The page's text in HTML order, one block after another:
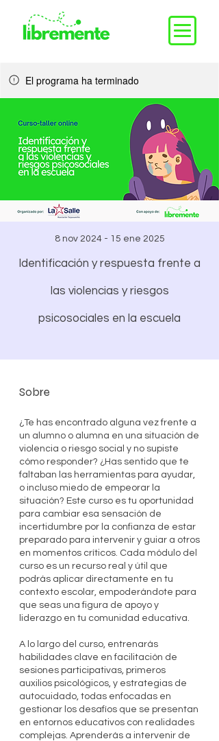
El programa ha terminado
Identificación y respuesta frente a
las violencias y riesgos
psicosociales en la escuela
8 nov 2024 - 15 ene 2025
Sobre
¿Te has encontrado alguna vez frente a
un alumno o alumna en una situación de
violencia o riesgo social y no supiste
cómo responder? ¿Has sentido que te
faltaban las herramientas para ayudar,
o incluso miedo de empeorar la
situación? Este curso es tu oportunidad
para cambiar esa sensación de
incertidumbre por la confianza de estar
preparado para intervenir y guiar a otros
en momentos críticos. Cada módulo del
curso es un recurso real y útil que
podrás aplicar directamente en tu
contexto escolar, empoderándote para
que seas una figura de apoyo y
liderazgo en tu comunidad educativa.
A lo largo del curso, entrenarás
habilidades clave en facilitación de
sesiones participativas, primeros
auxilios psicológicos, y estrategias de
autocuidado, todas enfocadas en
gestionar los desafíos que se presentan
en entornos educativos con realidades
complejas. Aprenderás a intervenir de